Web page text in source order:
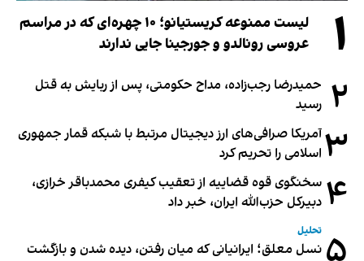
۱
لیست ممنوعه کریستیانو؛ ۱۰ چهره‌ای که در مراسم
عروسی رونالدو و جورجینا جایی ندارند
۲ حمیدرضا رجب‌زاده، مداح حکومتی، پس از ربایش به قتل
رسید
۳آمریکا صرافی‌های ارز دیجیتال مرتبط با شبکه قمار جمهوری
اسلامی را تحریم کرد
۴ سخنگوی قوه قضاییه از تعقیب کیفری محمدباقر خرازی،
دبیر‌کل حزب‌الله ایران، خبر داد
تحلیل
نسل معلق؛ ایرانیانی که میان رفتن، دیده شدن و بازگشت